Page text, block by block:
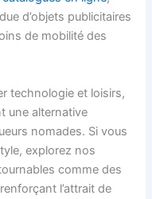
d’objets publicitaires
de mobilité des
technologie et loisirs,
une alternative
nomades. Si vous
explorez nos
comme des
l’attrait de